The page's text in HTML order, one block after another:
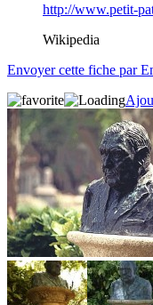
http://www.petit-
Wikipedia
Envoyer cette fiche par